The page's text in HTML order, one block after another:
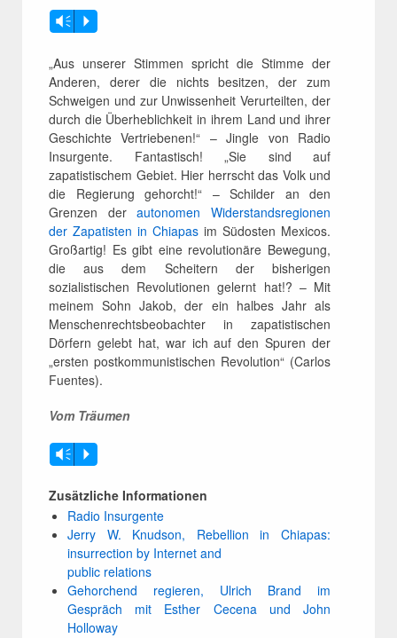
Vm P
„Aus unserer Stimmen spricht die Stimme der
Anderen, derer die nichts besitzen, der zum
Schweigen und zur Unwissenheit Verurteilten, der
durch die Überheblichkeit in ihrem Land und ihrer
Geschichte Vertriebenen!“ – Jingle von Radio
Insurgente. Fantastisch! „Sie sind auf
zapatistischem Gebiet. Hier herrscht das Volk und
die Regierung gehorcht!“ – Schilder an den
Grenzen derautonomen Widerstandsregionen
der Zapatisten in Chiapas im Südosten Mexicos.
Großartig! Es gibt eine revolutionäre Bewegung,
die aus dem Scheitern der bisherigen
sozialistischen Revolutionen gelernt hat!? – Mit
meinem Sohn Jakob, der ein halbes Jahr als
Menschenrechtsbeobachter in zapatistischen
Dörfern gelebt hat, war ich auf den Spuren der
„ersten postkommunistischen Revolution“ (Carlos
Fuentes).
Vom Träumen
Vm P
Zusätzliche Informationen
Radio Insurgente
Jerry W. Knudson, Rebellion in Chiapas:
insurrection by Internet and
public relations
Gehorchend regieren, Ulrich Brand im
Gespräch mit Esther Cecena und John
Holloway